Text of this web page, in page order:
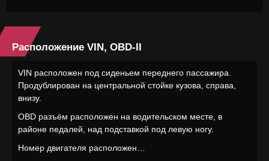
Расположение VIN, OBD-II
VIN расположен под сиденьем переднего пассажира.
Продублирован на центральной стойке кузова, справа,
внизу.
OBD разъём расположен на водительском месте, в
районе педалей, над подставкой под левую ногу.
Номер двигателя расположен…